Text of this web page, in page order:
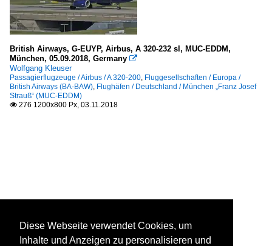
British Airways, G-EUYP, Airbus, A 320-232 sl, MUC-EDDM,
München, 05.09.2018, Germany 
Wolfgang Kleuser
Passagierflugzeuge / Airbus / A 320-200, Fluggesellschaften / Europa /
British Airways (BA-BAW), Flughäfen / Deutschland / München „Franz Josef
Strauß“ (MUC-EDDM)
 276 1200x800 Px, 03.11.2018
Diese Webseite verwendet Cookies, um
Inhalte und Anzeigen zu personalisieren und